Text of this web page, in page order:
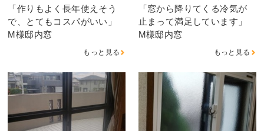
「作りもよく長年使えそう
で、とてもコスパがいい」
M様邸内窓
もっと見る
「窓から降りてくる冷気が
止まって満足しています」
M様邸内窓
もっと見る